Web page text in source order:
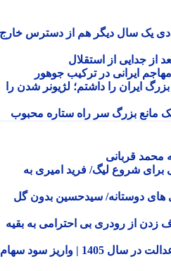
سال دیگر هم از دسترس خارج
از استقلال
ایرانی در ترکیب جوهور
ایران را داشتم؛ لژیونر شدن را
بزرگ سر راه ستاره محبوب
قربانی
شروع لیگ/ فرید امیری به
دوستانه/ سیدحسین بدون گل
از رودری بی احترامی به بقیه
خبر خوش واریز سود سهام عدالت در سال 1405 | واریز سود سهام